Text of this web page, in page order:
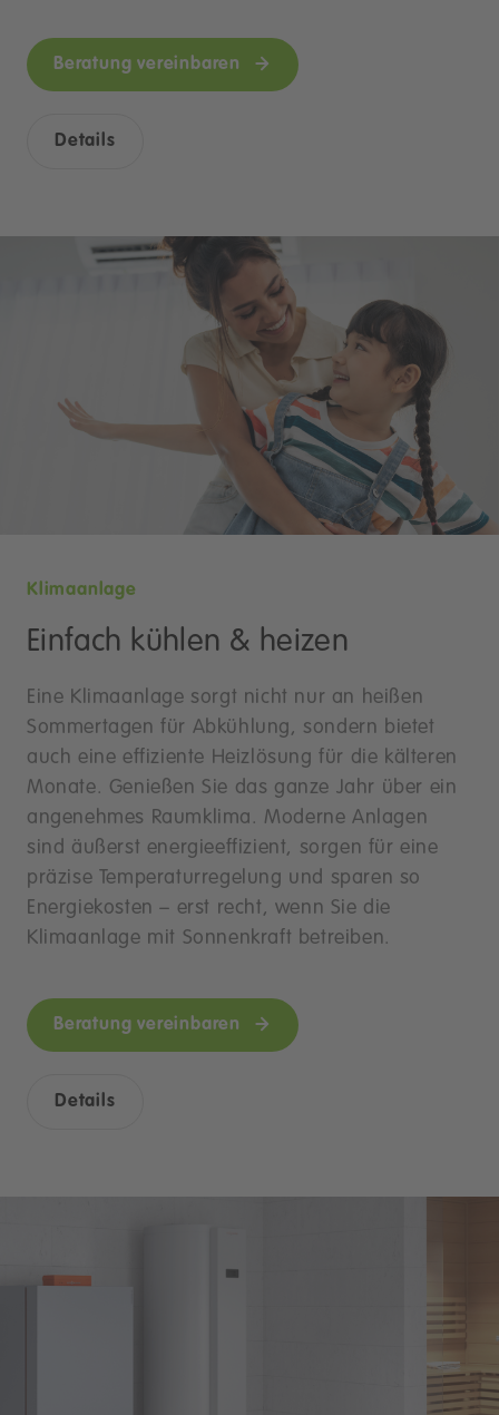
Beratung vereinbaren
Details
Klimaanlage
Einfach kühlen & heizen
Eine Klimaanlage sorgt nicht nur an heißen
Sommertagen für Abkühlung, sondern bietet
auch eine effiziente Heizlösung für die kälteren
Monate. Genießen Sie das ganze Jahr über ein
angenehmes Raumklima. Moderne Anlagen
sind äußerst energieeffizient, sorgen für eine
präzise Temperaturregelung und sparen so
Energiekosten – erst recht, wenn Sie die
Klimaanlage mit Sonnenkraft betreiben.
Beratung vereinbaren
Details